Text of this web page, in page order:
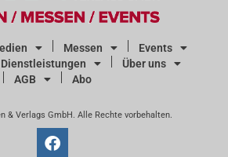
Messen
Events
Dienstleistungen
Über uns
AGB
Abo
& Verlags GmbH. Alle Rechte vorbehalten.